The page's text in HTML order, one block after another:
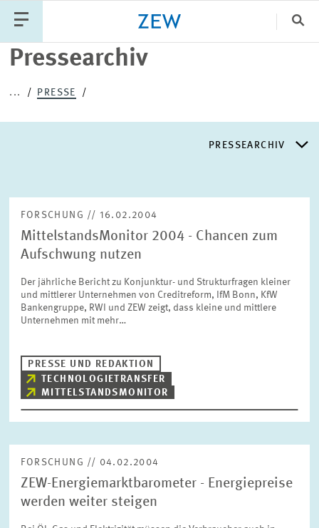
Pressearchiv
... PRESSE
PRESSEARCHIV
PRESSEVERTEILER
EXPERTENLISTE
MEHR ZUM ZEW
FORSCHUNG // 16.02.2004
MittelstandsMonitor 2004 - Chancen zum
Aufschwung nutzen
Der jährliche Bericht zu Konjunktur- und Strukturfragen kleiner
und mittlerer Unternehmen von Creditreform, IfM Bonn, KfW
Bankengruppe, RWI und ZEW zeigt, dass kleine und mittlere
Unternehmen mit mehr…
PRESSE UND REDAKTION
TECHNOLOGIETRANSFER
MITTELSTANDSMONITOR
FORSCHUNG // 04.02.2004
ZEW-Energiemarktbarometer - Energiepreise
werden weiter steigen